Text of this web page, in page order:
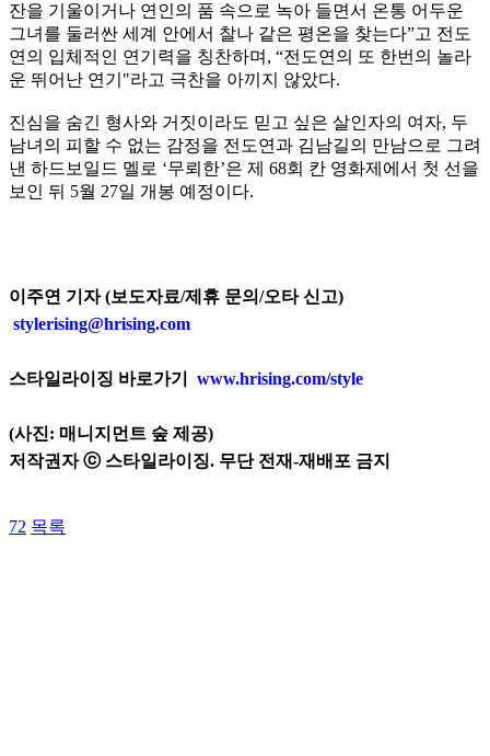
잔을 기울이거나 연인의 품 속으로 녹아 들면서 온통 어두운
그녀를 둘러싼 세계 안에서 찰나 같은 평온을 찾는다”고 전도
연의 입체적인 연기력을 칭찬하며, “전도연의 또 한번의 놀라
운 뛰어난 연기"라고 극찬을 아끼지 않았다.
진심을 숨긴 형사와 거짓이라도 믿고 싶은 살인자의 여자, 두
남녀의 피할 수 없는 감정을 전도연과 김남길의 만남으로 그려
낸 하드보일드 멜로 ‘무뢰한’은 제 68회 칸 영화제에서 첫 선을
보인 뒤 5월 27일 개봉 예정이다.
이주연 기자 (보도자료/제휴 문의/오타 신고)
stylerising@hrising.com
스타일라이징 바로가기 www.hrising.com/style
(사진: 매니지먼트 숲 제공)
저작권자 ⓒ 스타일라이징. 무단 전재-재배포 금지
72 목록